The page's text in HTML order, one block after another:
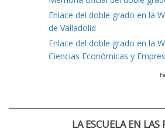
Enlace del doble grado en la
de Valladolid
Enlace del doble grado en la
Ciencias Económicas y
LA ESCUELA EN LAS